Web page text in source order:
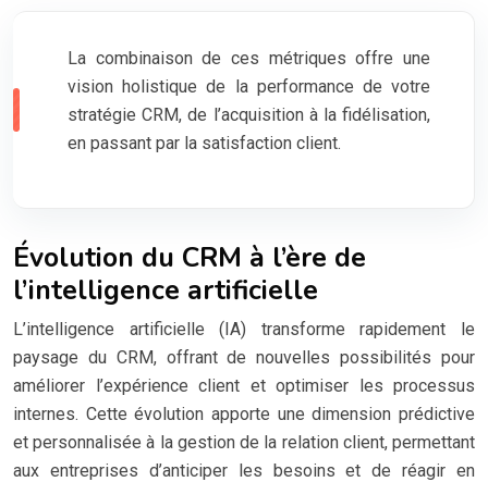
La combinaison de ces métriques offre une
vision holistique de la performance de votre
stratégie CRM, de l’acquisition à la fidélisation,
en passant par la satisfaction client.
Évolution du CRM à l’ère de
l’intelligence artificielle
L’intelligence artificielle (IA) transforme rapidement le
paysage du CRM, offrant de nouvelles possibilités pour
améliorer l’expérience client et optimiser les processus
internes. Cette évolution apporte une dimension prédictive
et personnalisée à la gestion de la relation client, permettant
aux entreprises d’anticiper les besoins et de réagir en